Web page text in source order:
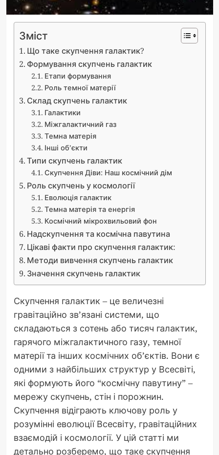
Зміст
Що таке скупчення галактик?
Формування скупчень галактик
Етапи формування
Роль темної матерії
Склад скупчень галактик
Галактики
Міжгалактичний газ
Темна матерія
Інші об’єкти
Типи скупчень галактик
Скупчення Діви: Наш космічний дім
Роль скупчень у космології
Еволюція галактик
Темна матерія та енергія
Космічний мікрохвильовий фон
Надскупчення та космічна павутина
Цікаві факти про скупчення галактик:
Методи вивчення скупчень галактик
Значення скупчень галактик
Скупчення галактик – це величезні
гравітаційно зв’язані системи, що
складаються з сотень або тисяч галактик,
гарячого міжгалактичного газу, темної
матерії та інших космічних об’єктів. Вони є
одними з найбільших структур у Всесвіті,
які формують його “космічну павутину” –
мережу скупчень, стін і порожнин.
Скупчення відіграють ключову роль у
розумінні еволюції Всесвіту, гравітаційних
взаємодій і космології. У цій статті ми
детально розберемо, що таке скупчення